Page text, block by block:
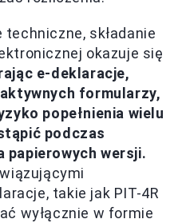
składanie
okazuje się
e-deklaracje,
formularzy,
popełnienia wielu
podczas
papierowych wersji.
takie jak PIT-4R
wyłącznie w formie